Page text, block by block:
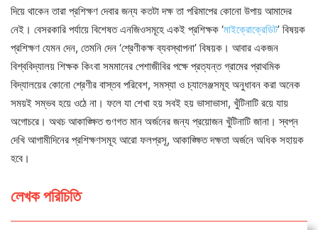
দিয়ে থাকেন তারা প্রশিক্ষণ দেবার জন্য কতটা দক্ষ তা পরিমাপের কোনো উপায় আমাদের
নেই। বেসরকারি পর্যায়ে বিশেষত এনজিওসমূহে একই প্রশিক্ষক ‘মাইক্রোক্রেডিট’ বিষয়ক
প্রশিক্ষণ যেমন দেন, তেমনি দেন ‘শ্রেণীকক্ষ ব্যবস্থাপনা’ বিষয়ক। আবার একজন
বিশ্ববিদ্যালয় শিক্ষক কিংবা সমমানের পেশাজীবির পক্ষে প্রত্যন্ত গ্রামের প্রাথমিক
বিদ্যালয়ের কোনো শ্রেণীর বাস্তব পরিবেশ, সমস্যা ও চ্যালেঞ্জসমূহ অনুধাবন করা অনেক
সময়ই সম্ভব হয়ে ওঠে না। ফলে যা শেখা হয় সবই হয় ভাসাভাসা, খুঁটিনাটি রয়ে যায়
অগোচরে। অথচ আকাঙ্ক্ষিত গুণগত মান অর্জনের জন্য প্রয়োজন খুঁটিনাটি জানা। স্বপ্ন
দেখি আগামীদিনের প্রশিক্ষণসমূহ আরো ফলপ্রসূ, আকাঙ্ক্ষিত দক্ষতা অর্জনে অধিক সহায়ক
হবে।
লেখক পরিচিতি